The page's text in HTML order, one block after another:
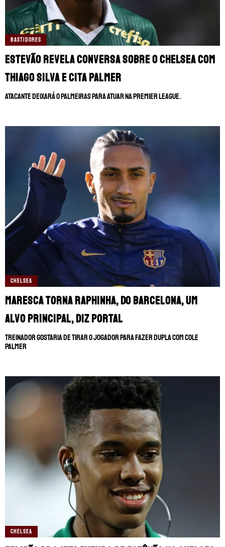
BASTIDORES
Estevão revela conversa sobre o Chelsea com
Thiago Silva e cita Palmer
Atacante deixará o Palmeiras para atuar na Premier League.
CHELSEA
Maresca torna Raphinha, do Barcelona, um
alvo principal, diz portal
Treinador gostaria de tirar o jogador para fazer dupla com Cole
Palmer
CHELSEA